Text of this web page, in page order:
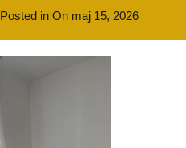
Posted in On maj 15, 2026